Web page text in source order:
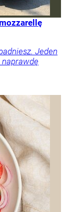
Jeden
naprawdę